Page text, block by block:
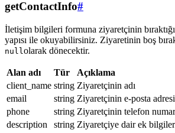
getContactInfo#
İletişim bilgileri formuna ziyaretçinin
yapısı ile okuyabilirsiniz. Ziyaretinin boş
null olarak dönecektir.
Alan adı Tür
Açıklama
client_name string Ziyaretçinin adı
email
string Ziyaretçinin e-posta adresi
phone
string Ziyaretçinin telefon
description
string Ziyaretçiye dair ek bilgiler